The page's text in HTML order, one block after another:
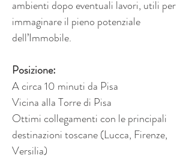
ambienti dopo eventuali lavori, utili per
immaginare il pieno potenziale
dell’Immobile.
Posizione:
A circa 10 minuti da Pisa
Vicina alla Torre di Pisa
Ottimi collegamenti con le principali
destinazioni toscane (Lucca, Firenze,
Versilia)